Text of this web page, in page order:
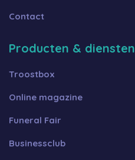
Contact
Producten & diensten
Troostbox
Online magazine
Funeral Fair
Businessclub